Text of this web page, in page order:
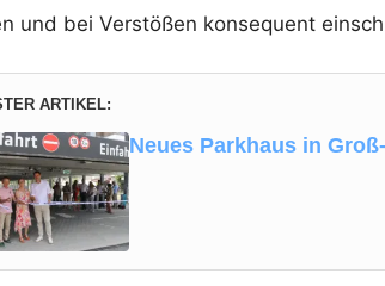
und bei Verstößen konsequent
ARTIKEL:
Neues Parkhaus in